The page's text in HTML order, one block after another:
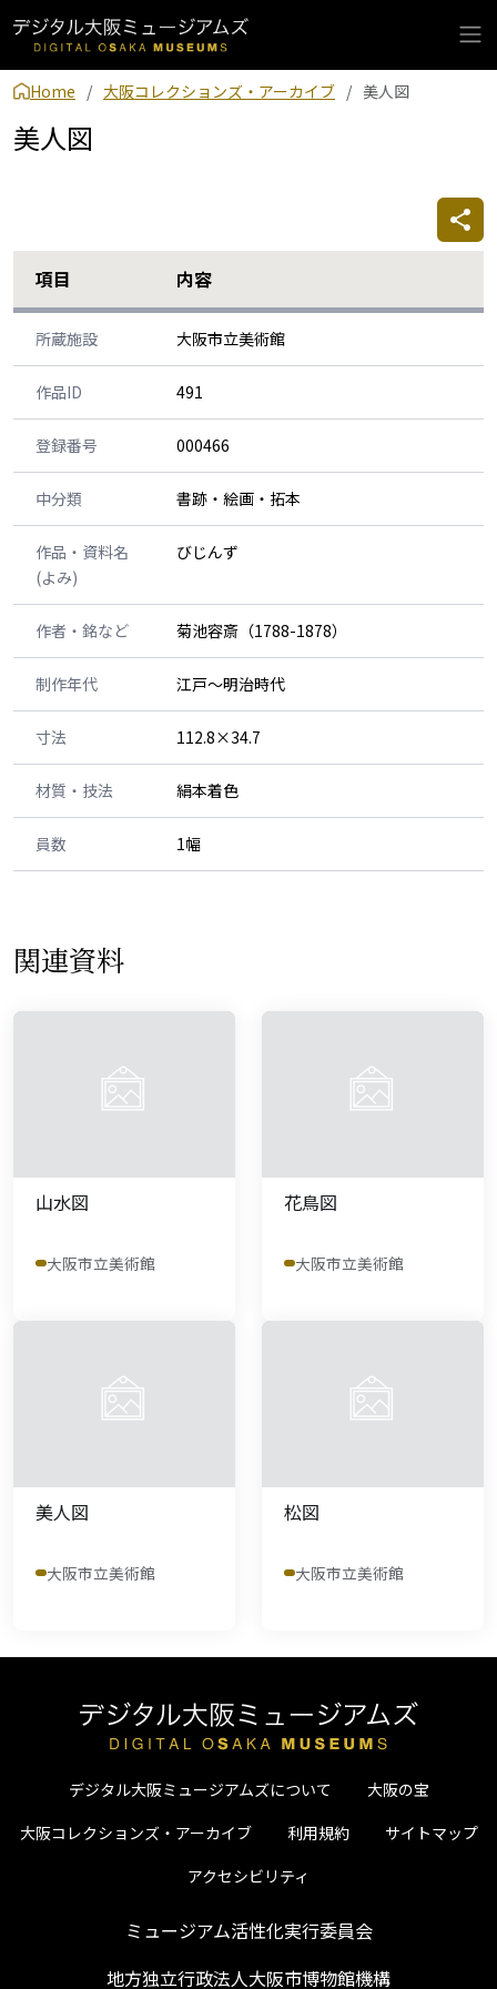
Home 大阪コレクションズ・アーカイブ 美人図
美人図
項目 内容
所蔵施設 大阪市立美術館
作品ID 491
登録番号 000466
中分類 書跡・絵画・拓本
作品・資料名
(よみ)
びじんず
作者・銘など 菊池容斎（1788-1878）
制作年代 江戸～明治時代
寸法 112.8×34.7
材質・技法 絹本着色
員数 1幅
関連資料
山水図
大阪市立美術館
花鳥図
大阪市立美術館
美人図
大阪市立美術館
松図
大阪市立美術館
デジタル大阪ミュージアムズについて
大阪の宝
大阪コレクションズ・アーカイブ
利用規約
サイトマップ
アクセシビリティ
ミュージアム活性化実行委員会
地方独立行政法人大阪市博物館機構